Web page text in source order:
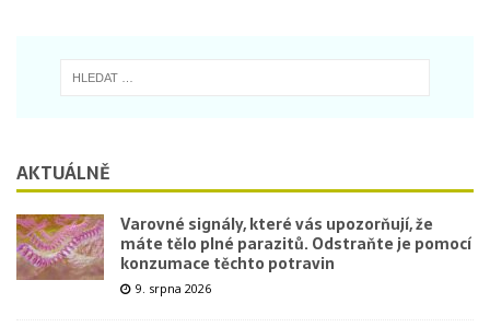
AKTUÁLNĚ
Varovné signály, které vás upozorňují, že
máte tělo plné parazitů. Odstraňte je pomocí
konzumace těchto potravin
9. srpna 2026